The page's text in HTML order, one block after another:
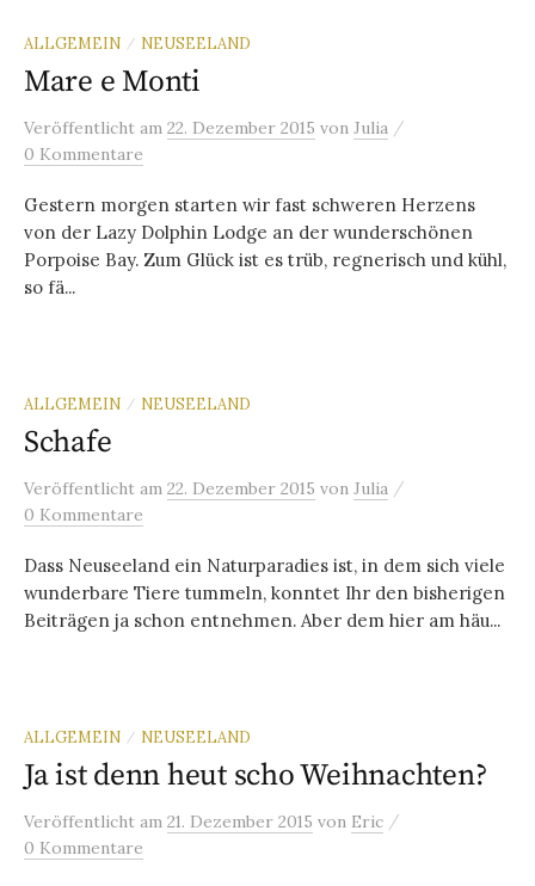
ALLGEMEIN / NEUSEELAND
Mare e Monti
Veröffentlicht am 22. Dezember 2015 von Julia /
0 Kommentare
Gestern morgen starten wir fast schweren Herzens
von der Lazy Dolphin Lodge an der wunderschönen
Porpoise Bay. Zum Glück ist es trüb, regnerisch und kühl,
so fä...
ALLGEMEIN / NEUSEELAND
Schafe
Veröffentlicht am 22. Dezember 2015 von Julia /
0 Kommentare
Dass Neuseeland ein Naturparadies ist, in dem sich viele
wunderbare Tiere tummeln, konntet Ihr den bisherigen
Beiträgen ja schon entnehmen. Aber dem hier am häu...
ALLGEMEIN / NEUSEELAND
Ja ist denn heut scho Weihnachten?
Veröffentlicht am 21. Dezember 2015 von Eric /
0 Kommentare